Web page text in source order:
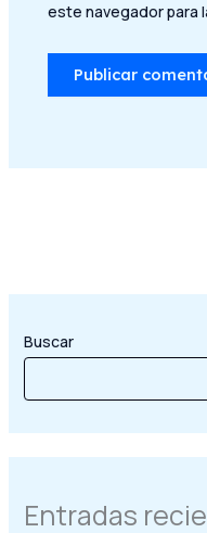
este navegador para
Buscar
Entradas